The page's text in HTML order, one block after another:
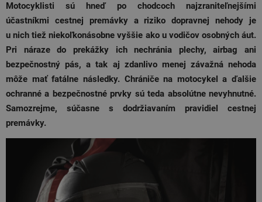
Motocyklisti sú hneď po chodcoch najzraniteľnejšími
účastníkmi cestnej premávky a riziko dopravnej nehody je
u nich tiež niekoľkonásobne vyššie ako u vodičov osobných áut.
Pri náraze do prekážky ich nechránia plechy, airbag ani
bezpečnostný pás, a tak aj zdanlivo menej závažná nehoda
môže mať fatálne následky. Chrániče na motocykel a ďalšie
ochranné a bezpečnostné prvky sú teda absolútne nevyhnutné.
Samozrejme, súčasne s dodržiavaním pravidiel cestnej
premávky.